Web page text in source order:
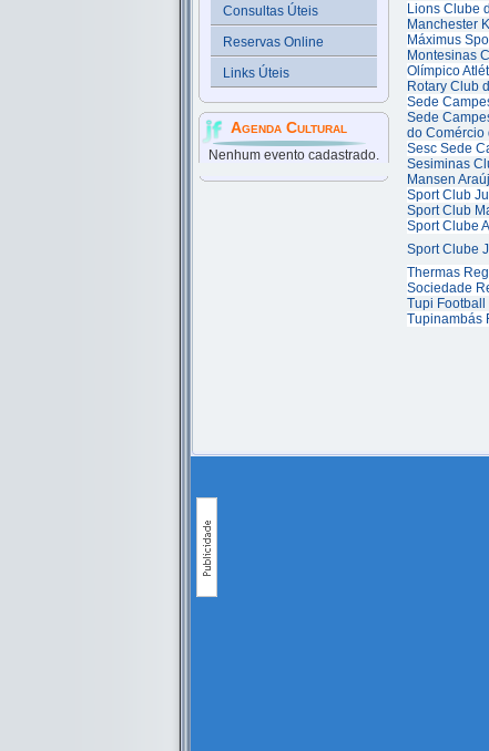
Consultas Úteis
Reservas Online
Links Úteis
Agenda Cultural
Nenhum evento cadastrado.
Lions Clube
Manchester
Máximus
Montesinas
Olímpico
Rotary Club
Sede
Sede
do Comércio
Sesc Sede
Sesiminas
Mansen
Sport Club
Sport Club
Sport Clube
Sport Clube
Thermas
Sociedade
Tupi Football
Tupinambás